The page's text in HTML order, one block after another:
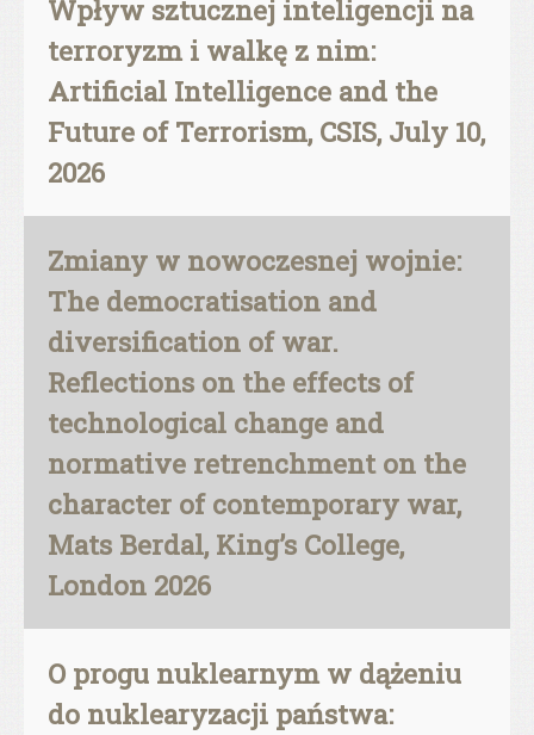
Wpływ sztucznej inteligencji na
terroryzm i walkę z nim:
Artificial Intelligence and the
Future of Terrorism, CSIS, July 10,
2026
Zmiany w nowoczesnej wojnie:
The democratisation and
diversification of war.
Reflections on the effects of
technological change and
normative retrenchment on the
character of contemporary war,
Mats Berdal, King’s College,
London 2026
O progu nuklearnym w dążeniu
do nuklearyzacji państwa: